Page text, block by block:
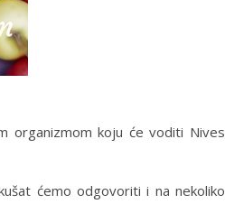
organizmom koju će voditi Nives
ćemo odgovoriti i na nekoliko